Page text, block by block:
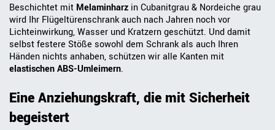
Beschichtet mit Melaminharz in Cubanitgrau & Nordeiche grau
wird Ihr Flügeltürenschrank auch nach Jahren noch vor
Lichteinwirkung, Wasser und Kratzern geschützt. Und damit
selbst festere Stöße sowohl dem Schrank als auch Ihren
Händen nichts anhaben, schützen wir alle Kanten mit
elastischen ABS-Umleimern.
Eine Anziehungskraft, die mit Sicherheit
begeistert